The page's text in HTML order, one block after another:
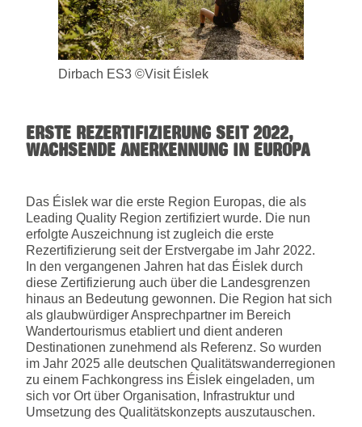
Dirbach ES3 ©Visit Éislek
ERSTE REZERTIFIZIERUNG SEIT 2022,
WACHSENDE ANERKENNUNG IN EUROPA
Das Éislek war die erste Region Europas, die als
Leading Quality Region zertifiziert wurde. Die nun
erfolgte Auszeichnung ist zugleich die erste
Rezertifizierung seit der Erstvergabe im Jahr 2022.
In den vergangenen Jahren hat das Éislek durch
diese Zertifizierung auch über die Landesgrenzen
hinaus an Bedeutung gewonnen. Die Region hat sich
als glaubwürdiger Ansprechpartner im Bereich
Wandertourismus etabliert und dient anderen
Destinationen zunehmend als Referenz. So wurden
im Jahr 2025 alle deutschen Qualitätswanderregionen
zu einem Fachkongress ins Éislek eingeladen, um
sich vor Ort über Organisation, Infrastruktur und
Umsetzung des Qualitätskonzepts auszutauschen.